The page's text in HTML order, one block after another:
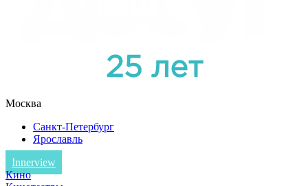
Москва
Санкт-Петербург
Ярославль
Innerview
Кино